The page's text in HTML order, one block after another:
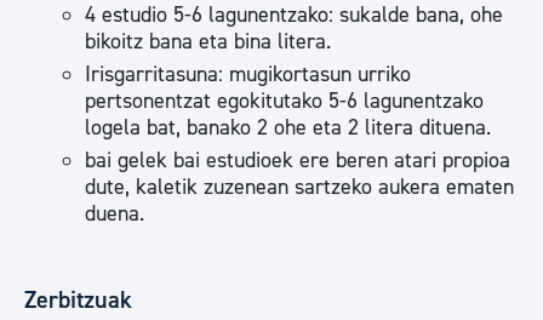
4 estudio 5-6 lagunentzako: sukalde bana, ohe
bikoitz bana eta bina litera.
Irisgarritasuna: mugikortasun urriko
pertsonentzat egokitutako 5-6 lagunentzako
logela bat, banako 2 ohe eta 2 litera dituena.
bai gelek bai estudioek ere beren atari propioa
dute, kaletik zuzenean sartzeko aukera ematen
duena.
Zerbitzuak